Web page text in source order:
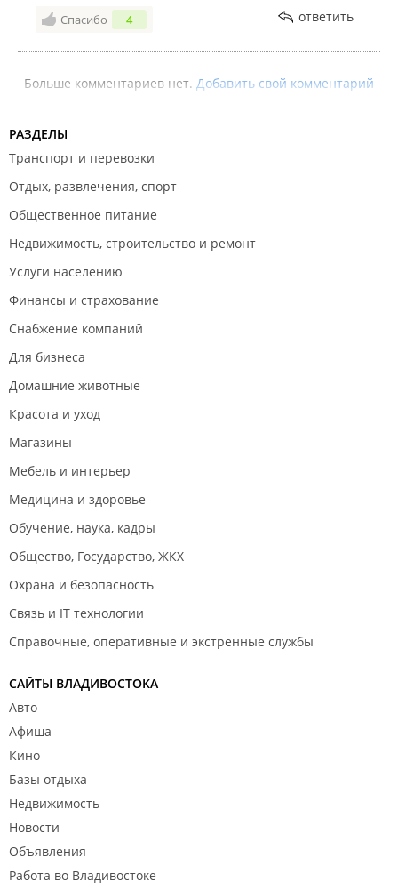
Спасибо 4 ответить
Больше комментариев нет. Добавить свой комментарий
РАЗДЕЛЫ
Транспорт и перевозки
Отдых, развлечения, спорт
Общественное питание
Недвижимость, строительство и ремонт
Услуги населению
Финансы и страхование
Снабжение компаний
Для бизнеса
Домашние животные
Красота и уход
Магазины
Мебель и интерьер
Медицина и здоровье
Обучение, наука, кадры
Общество, Государство, ЖКХ
Охрана и безопасность
Связь и IT технологии
Справочные, оперативные и экстренные службы
САЙТЫ ВЛАДИВОСТОКА
Авто
Афиша
Кино
Базы отдыха
Недвижимость
Новости
Объявления
Работа во Владивостоке